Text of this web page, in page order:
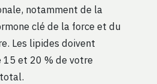
notamment de la
clé de la force et du
Les lipides doivent
et 20 % de votre